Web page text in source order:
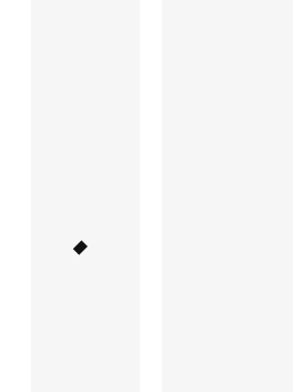
шнурок